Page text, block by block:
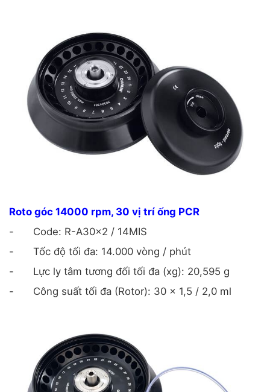
Roto góc 14000 rpm, 30 vị trí ống PCR
-
Code: R-A30x2 / 14MIS
-
Tốc độ tối đa: 14.000 vòng / phút
-
Lực ly tâm tương đối tối đa (xg): 20,595 g
-
Công suất tối đa (Rotor): 30 x 1,5 / 2,0 ml